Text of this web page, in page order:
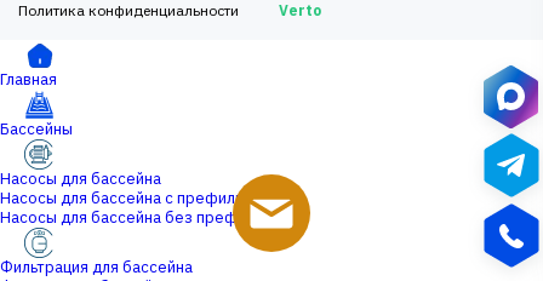
Политика конфиденциальности
Verto
Главная
Бассейны
Насосы для бассейна
Насосы для бассейна с префильтром
Насосы для бассейна без префильтра
Фильтрация для бассейна